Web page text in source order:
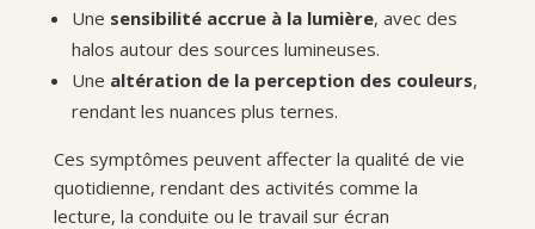
Une sensibilité accrue à la lumière, avec des
halos autour des sources lumineuses.
Une altération de la perception des couleurs,
rendant les nuances plus ternes.
Ces symptômes peuvent affecter la qualité de vie
quotidienne, rendant des activités comme la
lecture, la conduite ou le travail sur écran